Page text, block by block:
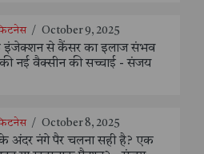
/ October 9, 2025
इंजेक्शन से कैंसर का इलाज संभव
नई वैक्सीन की सच्चाई - संजय
/ October 8, 2025
अंदर नंगे पैर चलना सही है? एक